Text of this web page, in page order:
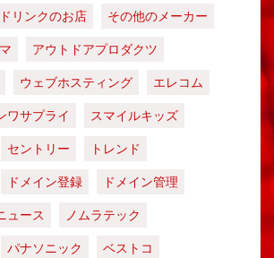
リンクのお店
その他のメーカー
アウトドアプロダクツ
ウェブホスティング
エレコム
ワサプライ
スマイルキッズ
セントリー
トレンド
ドメイン登録
ドメイン管理
ュース
ノムラテック
パナソニック
ベストコ